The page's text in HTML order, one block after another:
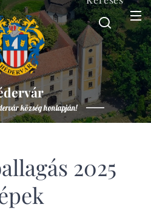
község honlapján!
2025